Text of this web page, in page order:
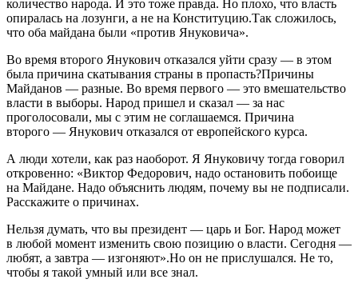
количество народа. И это тоже правда. Но плохо, что власть
опиралась на лозунги, а не на Конституцию.Так сложилось,
что оба майдана были «против Януковича».
Во время второго Янукович отказался уйти сразу — в этом
была причина скатывания страны в пропасть?Причины
Майданов — разные. Во время первого — это вмешательство
власти в выборы. Народ пришел и сказал — за нас
проголосовали, мы с этим не соглашаемся. Причина
второго — Янукович отказался от европейского курса.
А люди хотели, как раз наоборот. Я Януковичу тогда говорил
откровенно: «Виктор Федорович, надо остановить побоище
на Майдане. Надо объяснить людям, почему вы не подписали.
Расскажите о причинах.
Нельзя думать, что вы президент — царь и Бог. Народ может
в любой момент изменить свою позицию о власти. Сегодня —
любят, а завтра — изгоняют».Но он не прислушался. Не то,
чтобы я такой умный или все знал.